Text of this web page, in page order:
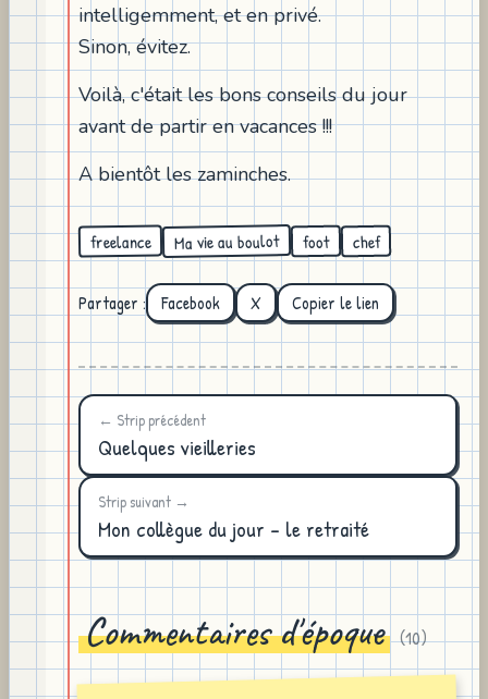
intelligemment, et en privé.
Sinon, évitez.
Voilà, c'était les bons conseils du jour
avant de partir en vacances !!!
A bientôt les zaminches.
freelance Ma vie au boulot foot chef
Partager : Facebook X Copier le lien
← Strip précédent
Quelques vieilleries
Strip suivant →
Mon collègue du jour - le retraité
Commentaires d'époque (10)